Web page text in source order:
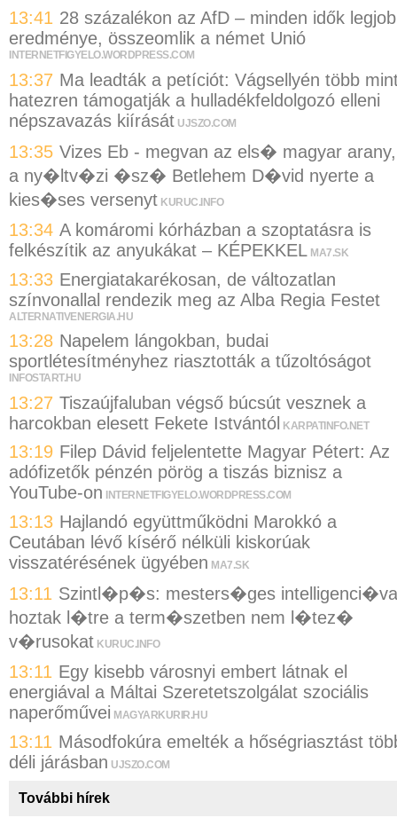
13:41 28 százalékon az AfD – minden idők
eredménye, összeomlik a német Unió
INTERNETFIGYELO.WORDPRESS.COM
13:37 Ma leadták a petíciót: Vágsellyén több
hatezren támogatják a hulladékfeldolgozó elleni
népszavazás kiírását UJSZO.COM
13:35 Vizes Eb - megvan az els� magyar arany,
a ny�ltv�zi �sz� Betlehem D�vid nyerte a
kies�ses versenyt KURUC.INFO
13:34 A komáromi kórházban a szoptatásra is
felkészítik az anyukákat – KÉPEKKEL MA7.SK
13:33 Energiatakarékosan, de változatlan
színvonallal rendezik meg az Alba Regia Festet
ALTERNATIVENERGIA.HU
13:28 Napelem lángokban, budai
sportlétesítményhez riasztották a tűzoltóságot
INFOSTART.HU
13:27 Tiszaújfaluban végső búcsút vesznek a
harcokban elesett Fekete Istvántól KARPATINFO.NET
13:19 Filep Dávid feljelentette Magyar Pétert: Az
adófizetők pénzén pörög a tiszás biznisz a
YouTube-on
INTERNETFIGYELO.WORDPRESS.COM
13:13 Hajlandó együttműködni Marokkó a
Ceutában lévő kísérő nélküli kiskorúak
visszatérésének ügyében MA7.SK
13:11 Szintl�p�s: mesters�ges
hoztak l�tre a term�szetben nem l�tez�
v�rusokat KURUC.INFO
13:11 Egy kisebb városnyi embert látnak el
energiával a Máltai Szeretetszolgálat szociális
naperőművei MAGYARKURIR.HU
13:11 Másodfokúra emelték a hőségriasztást
déli járásban UJSZO.COM
További hírek